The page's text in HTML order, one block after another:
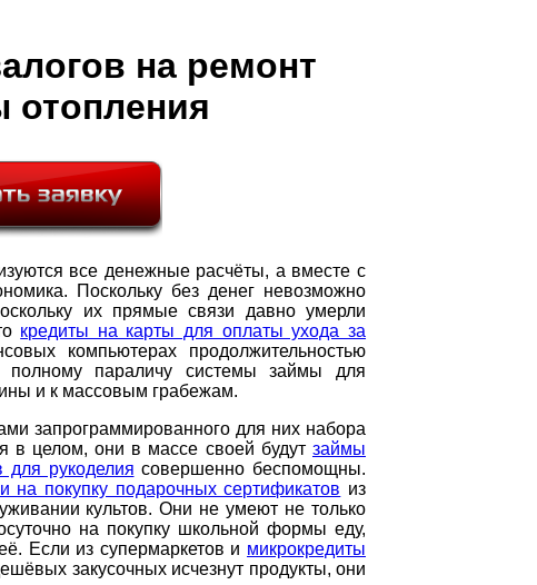
на ремонт
отопления
все денежные расчёты, а вместе с
Поскольку без денег невозможно
их прямые связи давно умерли
кредиты на карты для оплаты ухода за
компьютерах продолжительностью
полному параличу системы займы для
и к массовым грабежам.
запрограммированного для них набора
в целом, они в массе своей будут займы
для рукоделия совершенно беспомощны.
покупку подарочных сертификатов из
культов. Они не умеют не только
на покупку школьной формы еду,
Если из супермаркетов и микрокредиты
закусочных исчезнут продукты, они